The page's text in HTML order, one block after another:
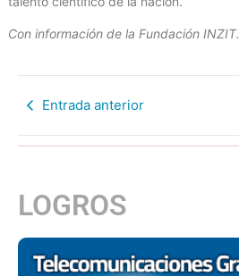
Con información de la Fundación INZIT.
Entrada anterior
LOGROS